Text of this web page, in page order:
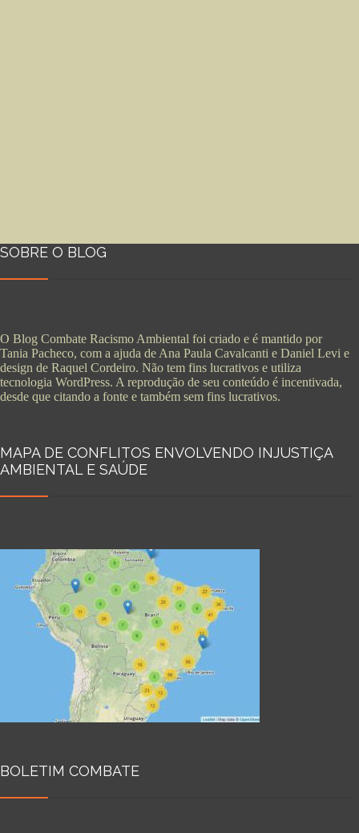
SOBRE O BLOG
O Blog Combate Racismo Ambiental foi criado e é mantido por
Tania Pacheco, com a ajuda de Ana Paula Cavalcanti e Daniel Levi e
design de Raquel Cordeiro. Não tem fins lucrativos e utiliza
tecnologia WordPress. A reprodução de seu conteúdo é incentivada,
desde que citando a fonte e também sem fins lucrativos.
MAPA DE CONFLITOS ENVOLVENDO INJUSTIÇA
AMBIENTAL E SAÚDE
BOLETIM COMBATE